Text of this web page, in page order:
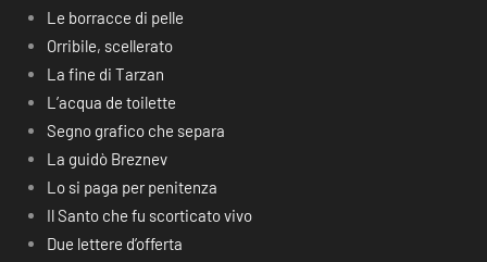
Le borracce di pelle
Orribile, scellerato
La fine di Tarzan
L’acqua de toilette
Segno grafico che separa
La guidò Breznev
Lo si paga per penitenza
Il Santo che fu scorticato vivo
Due lettere d’offerta